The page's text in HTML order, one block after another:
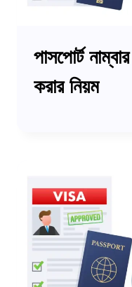
পাসপোর্ট
করার নিয়ম